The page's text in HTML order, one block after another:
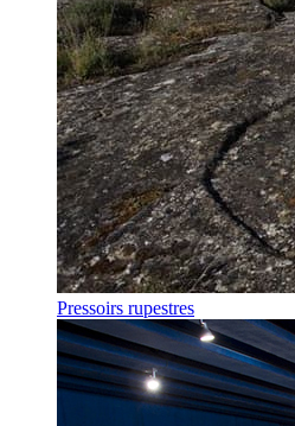
Pressoirs rupestres